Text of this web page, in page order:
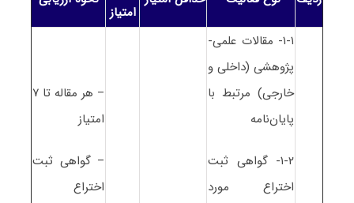
امتیاز
۱-۱- مقالات علمی-
پژوهشی (داخلی و
خارجی) مرتبط با
پایان‌نامه
۱-۲- گواهی ثبت
اختراع مورد
– هر مقاله تا ۷
امتیاز
– گواهی ثبت
اختراع